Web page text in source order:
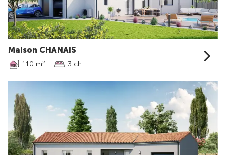
Maison CHANAIS
110 m2 3 ch